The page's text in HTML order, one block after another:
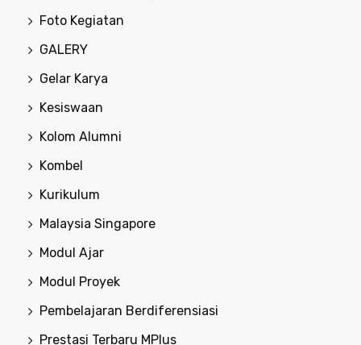
Foto Kegiatan
GALERY
Gelar Karya
Kesiswaan
Kolom Alumni
Kombel
Kurikulum
Malaysia Singapore
Modul Ajar
Modul Proyek
Pembelajaran Berdiferensiasi
Prestasi Terbaru MPlus